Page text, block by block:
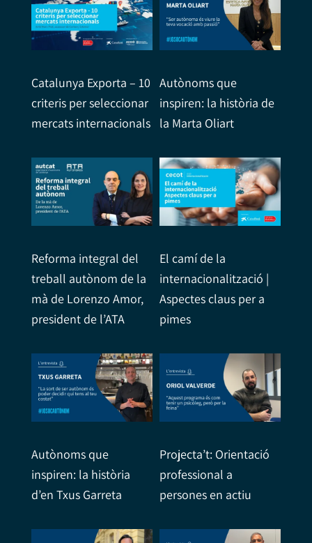
Catalunya Exporta – 10
criteris per seleccionar
mercats internacionals
Autònoms que
inspiren: la història de
la Marta Oliart
Reforma integral del
treball autònom de la
mà de Lorenzo Amor,
president de l’ATA
El camí de la
internacionalització |
Aspectes claus per a
pimes
Autònoms que
inspiren: la història
d’en Txus Garreta
Projecta’t: Orientació
professional a
persones en actiu